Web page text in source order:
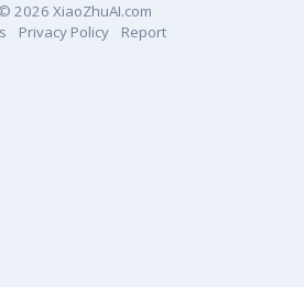
2026 XiaoZhuAI.com
Privacy Policy Report